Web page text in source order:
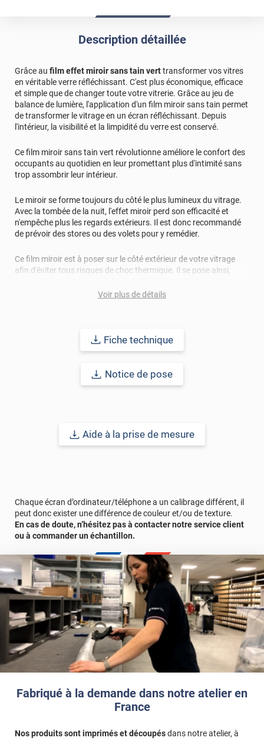
Fabriqué à la demande dans notre atelier en
France
Nos produits sont imprimés et découpésdans notre atelier, à
Description détaillée
Grâce au film effet miroir sans tain verttransformer vos vitres
en véritable verre réfléchissant. C'est plus économique, efficace
et simple que de changer toute votre vitrerie. Grâce au jeu de
balance de lumière, l'application d'un film miroir sans tain permet
de transformer le vitrage en un écran réfléchissant. Depuis
l'intérieur, la visibilité et la limpidité du verre est conservé.
Ce film miroir sans tain vert révolutionne améliore le confort des
occupants au quotidien en leur promettant plus d'intimité sans
trop assombrir leur intérieur.
Le miroir se forme toujours du côté le plus lumineux du vitrage.
Avec la tombée de la nuit, l'effet miroir perd son efficacité et
n'empêche plus les regards extérieurs. Il est donc recommandé
de prévoir des stores ou des volets pour y remédier.
Ce film miroir est à poser sur le côté extérieur de votre vitrage
afin d'éviter tous risques de choc thermique. Il se pose ainsi,
plus d'1,2m². En cas de doute, n'hésitez pas à consulter la fiche
Voir plus de détails
Fiche technique
Notice de pose
Aide à la prise de mesure
Chaque écran d’ordinateur/téléphone a un calibrage différent, il
peut donc exister une différence de couleur et/ou de texture.
En cas de doute, n’hésitez pas à contacter notre service client
ou à commander un échantillon.